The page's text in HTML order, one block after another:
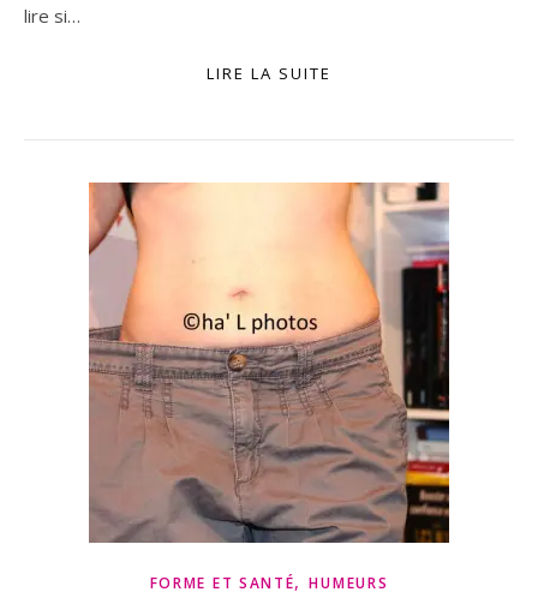
lire si…
LIRE LA SUITE
FORME ET SANTÉ,HUMEURS